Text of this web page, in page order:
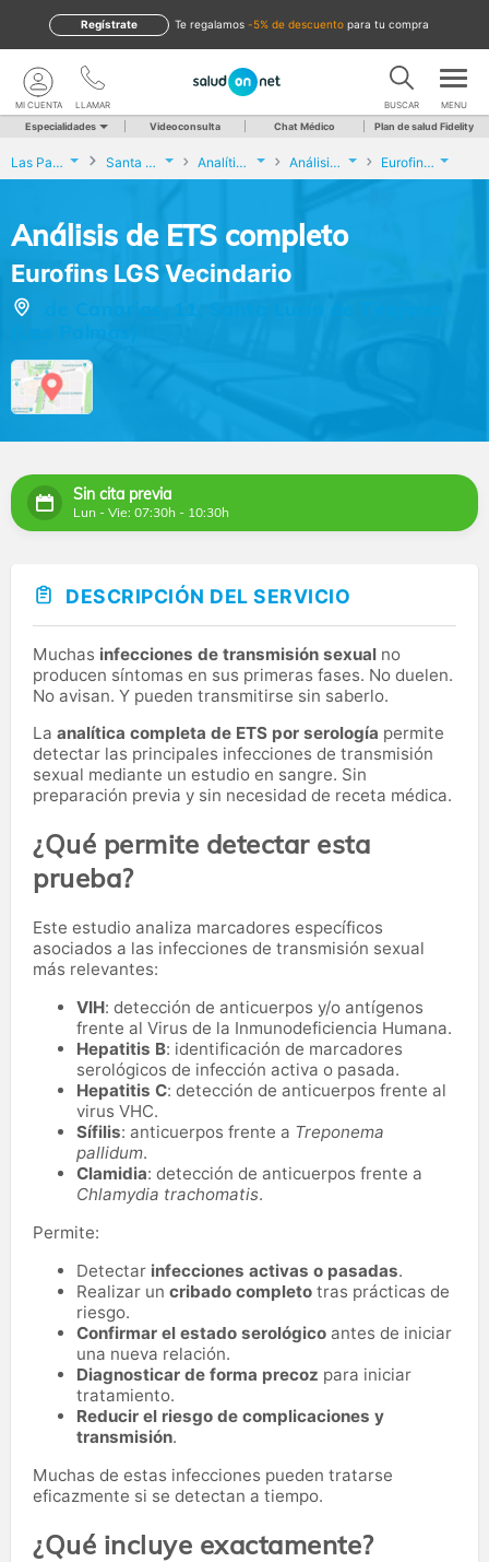
te regalamos -5% de descuento para tu compra
Regístrate
LLAMAR
MI CUENTA BUSCAR MENU
Especialidades Videoconsulta Chat Médico Plan de salud Fidelity
Las Palmas Santa Lucía de Tirajana Analíticas y Genética Análisis de ETS completo Eurofins LGS Vecindario
Análisis de ETS completo
Eurofins LGS Vecindario
de Canarias, 11, Santa Lucía de Tirajana
Sin cita previa
Lun - Vie: 07:30h - 10:30h
DESCRIPCIÓN DEL SERVICIO
Muchas infecciones de transmisión sexual no
producen síntomas en sus primeras fases. No duelen.
No avisan. Y pueden transmitirse sin saberlo.
La analítica completa de ETS por serología permite
detectar las principales infecciones de transmisión
sexual mediante un estudio en sangre. Sin
preparación previa y sin necesidad de receta médica.
¿Qué permite detectar esta
prueba?
Este estudio analiza marcadores específicos
asociados a las infecciones de transmisión sexual
más relevantes:
VIH: detección de anticuerpos y/o antígenos
frente al Virus de la Inmunodeficiencia Humana.
Hepatitis B: identificación de marcadores
serológicos de infección activa o pasada.
Hepatitis C: detección de anticuerpos frente al
virus VHC.
Sífilis: anticuerpos frente a Treponema
pallidum.
Clamidia: detección de anticuerpos frente a
Chlamydia trachomatis.
Permite:
Detectar infecciones activas o pasadas.
Realizar un cribado completo tras prácticas de
riesgo.
Confirmar el estado serológico antes de iniciar
una nueva relación.
Diagnosticar de forma precoz para iniciar
tratamiento.
Reducir el riesgo de complicaciones y
transmisión.
Muchas de estas infecciones pueden tratarse
eficazmente si se detectan a tiempo.
¿Qué incluye exactamente?